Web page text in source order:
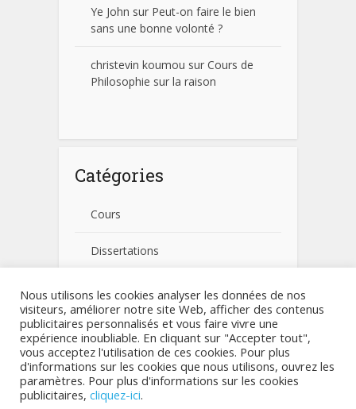
Ye John sur Peut-on faire le bien
sans une bonne volonté ?
christevin koumou sur Cours de
Philosophie sur la raison
Catégories
Cours
Dissertations
Fiches pratiques
Non classé
Copyright © 2026.TouteLaPhilo.com
Nous utilisons les cookies analyser les données de nos
visiteurs, améliorer notre site Web, afficher des contenus
publicitaires personnalisés et vous faire vivre une
expérience inoubliable. En cliquant sur "Accepter tout",
vous acceptez l'utilisation de ces cookies. Pour plus
d'informations sur les cookies que nous utilisons, ouvrez les
paramètres. Pour plus d'informations sur les cookies
publicitaires, cliquez-ici.